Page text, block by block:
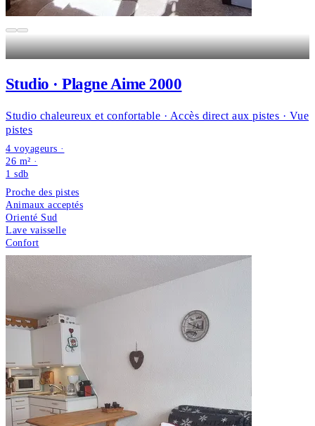
Studio · Plagne Aime 2000
Studio chaleureux et confortable · Accès direct aux pistes · Vue
pistes
4 voyageurs ·
26 m² ·
1sdb
Proche des pistes
Animaux acceptés
Orienté Sud
Lave vaisselle
Confort